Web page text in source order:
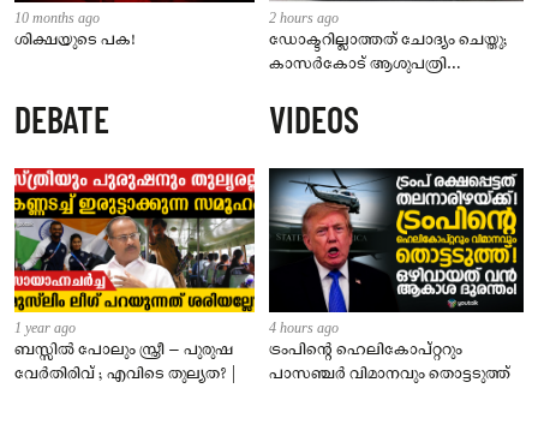
10 months ago
ശിക്ഷയുടെ പക!
2 hours ago
ഡോക്ടറില്ലാത്തത് ചോദ്യം ചെയ്തു;
കാസർകോട് ആശുപത്രി
നാട്ടുകാർക്കെതിരെ കേസ്
DEBATE
1 year ago
ബസ്സിൽ പോലും സ്ത്രീ – പുരുഷ
വേർതിരിവ് ; എവിടെ തുല്യത? |
VIDEOS
4 hours ago
ട്രംപിന്റെ ഹെലികോപ്റ്ററും
പാസഞ്ചര്‍ വിമാനവും തൊട്ടടുത്ത്